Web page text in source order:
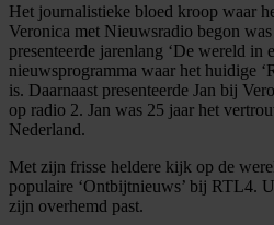
Het journalistieke bloed kroop waar
Veronica met Nieuwsradio begon
presenteerde jarenlang ‘De wereld in
nieuwsprogramma waar het huidige
is. Daarnaast presenteerde Jan bij
op radio 2. Jan was 25 jaar het
Nederland.
Met zijn frisse heldere kijk op de
populaire ‘Ontbijtnieuws’ bij RTL4.
zijn overhemd past.